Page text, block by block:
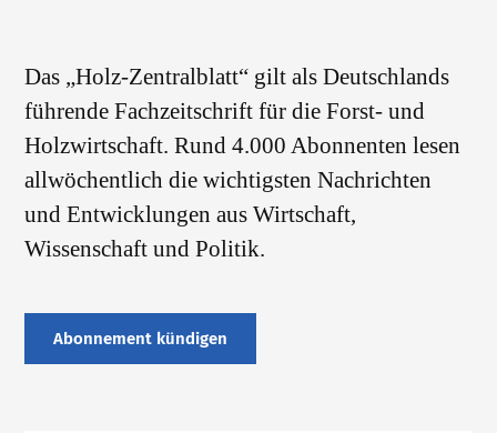
Das „Holz-Zentralblatt“ gilt als Deutschlands
führende Fachzeitschrift für die Forst- und
Holzwirtschaft. Rund 4.000 Abonnenten lesen
allwöchentlich die wichtigsten Nachrichten
und Entwicklungen aus Wirtschaft,
Wissenschaft und Politik.
Abonnement kündigen